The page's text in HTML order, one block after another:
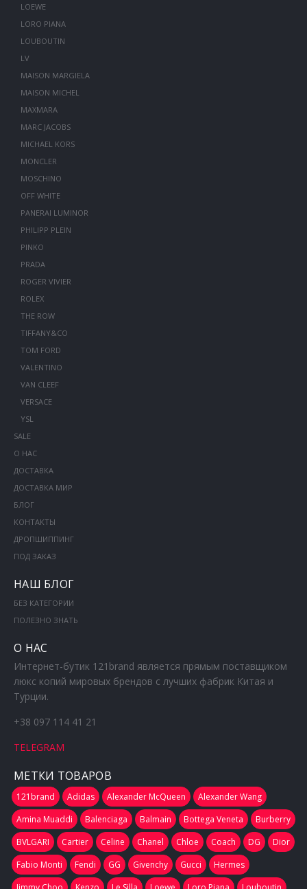
LOEWE
LORO PIANA
LOUBOUTIN
LV
MAISON MARGIELA
MAISON MICHEL
MAXMARA
MARC JACOBS
MICHAEL KORS
MONCLER
MOSCHINO
OFF WHITE
PANERAI LUMINOR
PHILIPP PLEIN
PINKO
PRADA
ROGER VIVIER
ROLEX
THE ROW
TIFFANY&CO
TOM FORD
VALENTINO
VAN CLEEF
VERSACE
YSL
SALE
О НАС
ДОСТАВКА
ДОСТАВКА МИР
БЛОГ
КОНТАКТЫ
ДРОПШИППИНГ
ПОД ЗАКАЗ
НАШ БЛОГ
БЕЗ КАТЕГОРИИ
ПОЛЕЗНО ЗНАТЬ
О НАС
Интернет-бутик 121brand является прямым поставщиком
люкс копий мировых брендов с лучших фабрик Китая и
Турции.
+38 097 114 41 21
TELEGRAM
МЕТКИ ТОВАРОВ
121brand Adidas Alexander McQueen
Alexander Wang
Amina Muaddi
Balenciaga Balmain Bottega Veneta
Burberry
BVLGARI
Cartier Celine Chanel Chloe Coach DG
Dior
Fabio Monti
Fendi GG Givenchy Gucci
Hermes